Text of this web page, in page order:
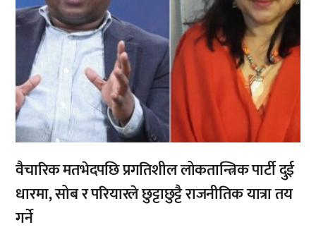
वैचारिक मतभेदपछि प्रगतिशील लोकतान्त्रिक पार्टी दुई
धारमा, सोब र परियारले छुट्टाछुट्टै राजनीतिक यात्रा तय
गर्ने